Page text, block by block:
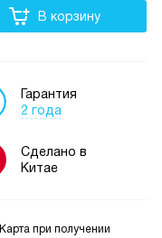
В корзину
Гарантия
2 года
Сделано в
Китае
Карта при получении